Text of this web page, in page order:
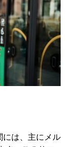
には、主にメル